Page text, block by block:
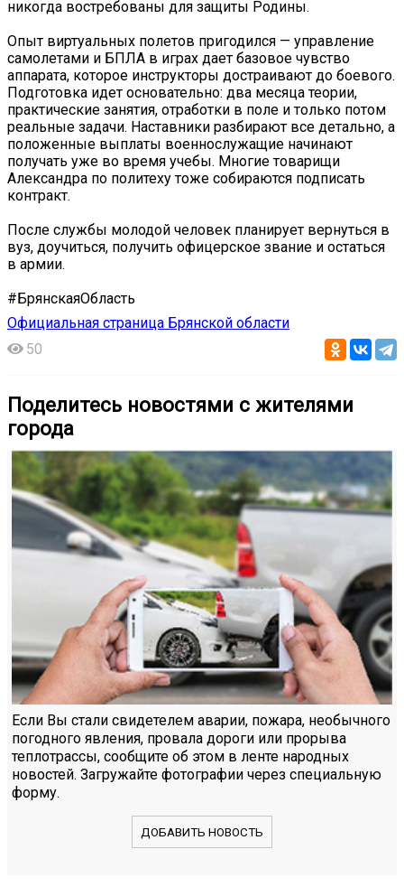
никогда востребованы для защиты Родины.
Опыт виртуальных полетов пригодился — управление
самолетами и БПЛА в играх дает базовое чувство
аппарата, которое инструкторы достраивают до боевого.
Подготовка идет основательно: два месяца теории,
практические занятия, отработки в поле и только потом
реальные задачи. Наставники разбирают все детально, а
положенные выплаты военнослужащие начинают
получать уже во время учебы. Многие товарищи
Александра по политеху тоже собираются подписать
контракт.
После службы молодой человек планирует вернуться в
вуз, доучиться, получить офицерское звание и остаться
в армии.
#БрянскаяОбласть
Официальная страница Брянской области
50
Поделитесь новостями с жителями
города
Если Вы стали свидетелем аварии, пожара, необычного
погодного явления, провала дороги или прорыва
теплотрассы, сообщите об этом в ленте народных
новостей. Загружайте фотографии через специальную
форму.
ДОБАВИТЬ НОВОСТЬ